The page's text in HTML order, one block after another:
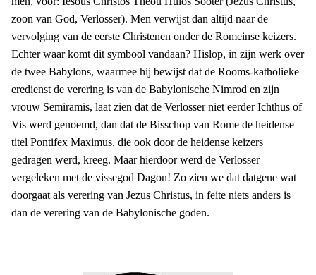
zoon van God, Verlosser). Men verwijst dan altijd naar de
vervolging van de eerste Christenen onder de Romeinse keizers.
Echter waar komt dit symbool vandaan? Hislop, in zijn werk over
de twee Babylons, waarmee hij bewijst dat de Rooms-katholieke
eredienst de verering is van de Babylonische Nimrod en zijn
vrouw Semiramis, laat zien dat de Verlosser niet eerder Ichthus of
Vis werd genoemd, dan dat de Bisschop van Rome de heidense
titel Pontifex Maximus, die ook door de heidense keizers
gedragen werd, kreeg. Maar hierdoor werd de Verlosser
vergeleken met de vissegod Dagon! Zo zien we dat datgene wat
doorgaat als verering van Jezus Christus, in feite niets anders is
dan de verering van de Babylonische goden.